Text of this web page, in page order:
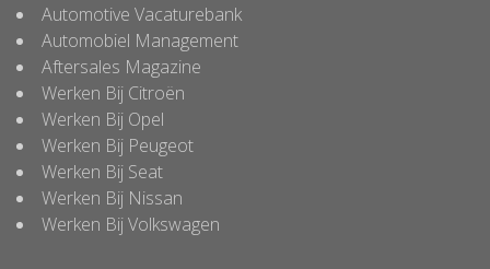
Automotive Vacaturebank
Automobiel Management
Aftersales Magazine
Werken Bij Citroën
Werken Bij Opel
Werken Bij Peugeot
Werken Bij Seat
Werken Bij Nissan
Werken Bij Volkswagen